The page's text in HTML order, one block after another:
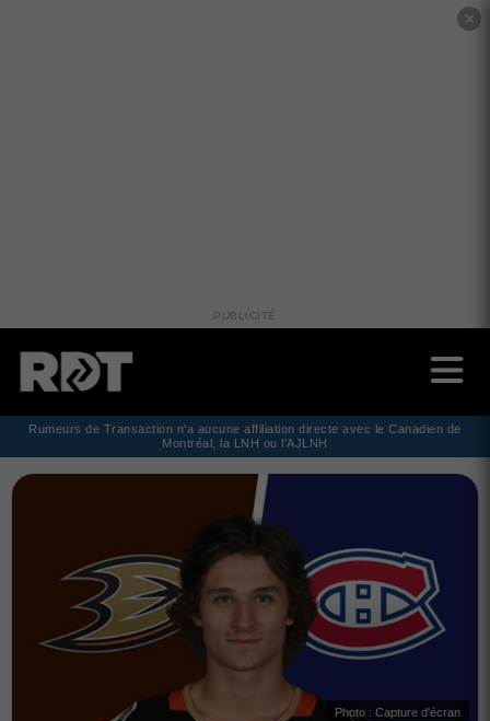
✕
PUBLICITÉ
Rumeurs de Transaction n'a aucune affiliation directe avec le Canadien de
Montréal, la LNH ou l'AJLNH
Photo : Capture d'écran